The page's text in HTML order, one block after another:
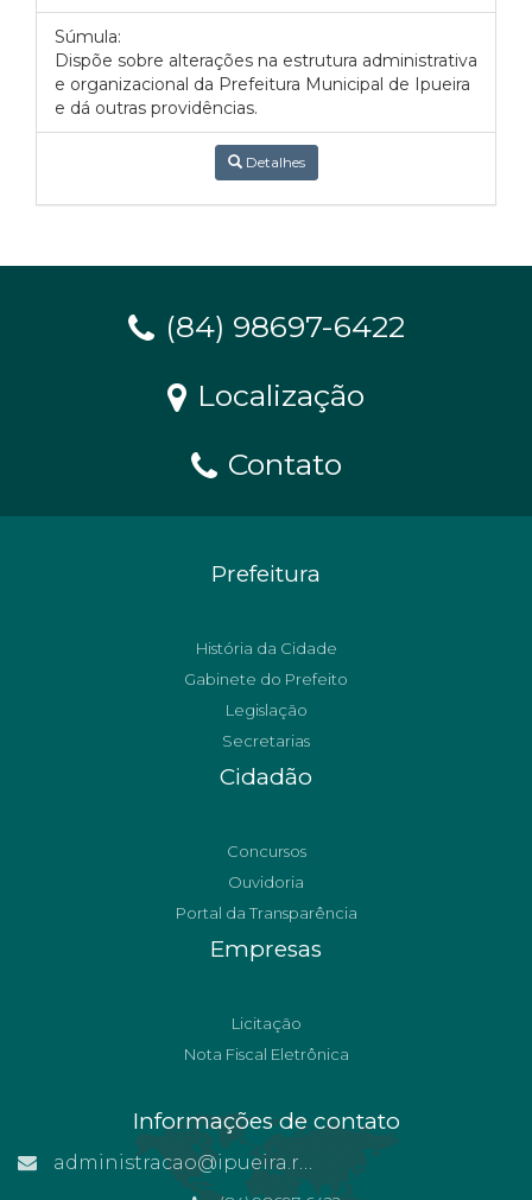
Súmula:
Dispõe sobre alterações na estrutura administrativa
e organizacional da Prefeitura Municipal de Ipueira
e dá outras providências.
Detalhes
(84) 98697-6422
Localização
Contato
Prefeitura
História da Cidade
Gabinete do Prefeito
Legislação
Secretarias
Cidadão
Concursos
Ouvidoria
Portal da Transparência
Empresas
Licitação
Nota Fiscal Eletrônica
Informações de contato
administracao@ipueira.rn.gov.br